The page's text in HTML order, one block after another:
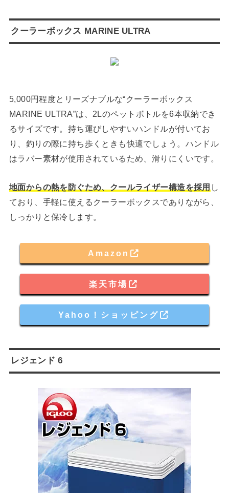
クーラーボックス MARINE ULTRA
5,000円程度とリーズナブルな“クーラーボックス
MARINE ULTRA”は、2Lのペットボトルを6本収納でき
るサイズです。持ち運びしやすいハンドルが付いてお
り、釣りの際に持ち歩くときも快適でしょう。ハンドル
はラバー素材が使用されているため、滑りにくいです。
地面からの熱を防ぐため、クールライザー構造を採用 し
ており、手軽に使えるクーラーボックスでありながら、
しっかりと保冷します。
Amazon
楽天市場
Yahoo！ショッピング
レジェンド 6